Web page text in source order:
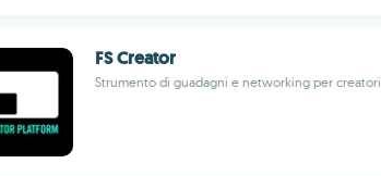
FS Creator
Strumento di guadagni e networking per creatori